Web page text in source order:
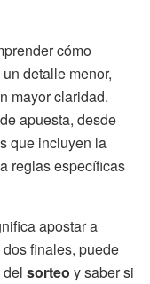
cómo
detalle menor,
mayor claridad.
apuesta, desde
que incluyen la
reglas específicas
apostar a
finales, puede
sorteo y saber si